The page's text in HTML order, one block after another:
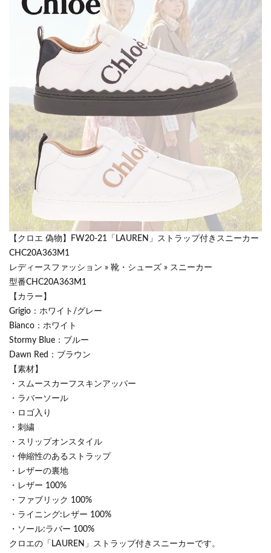
【クロエ 偽物】FW20-21「LAUREN」ストラップ付きスニーカー
CHC20A363M1
レディースファッション » 靴・シューズ » スニーカー
型番CHC20A363M1
【カラー】
Grigio：ホワイト/グレー
Bianco：ホワイト
Stormy Blue：ブルー
Dawn Red：ブラウン
【素材】
・スムースカーフスキンアッパー
・ラバーソール
・ロゴ入り
・刺繍
・スリップオンスタイル
・伸縮性のあるストラップ
・レザーの裏地
・レザー 100%
・ファブリック 100%
・ライニング:レザー 100%
・ソール:ラバー 100%
クロエの「LAUREN」ストラップ付きスニーカーです。